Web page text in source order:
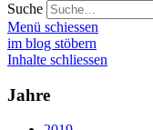
Suche
Menü schiessen
im blog stöbern
Inhalte schliessen
Jahre